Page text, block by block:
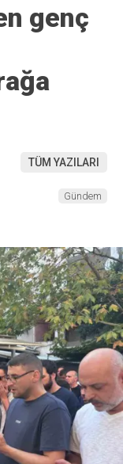
genç
TÜM YAZILARI
Gündem